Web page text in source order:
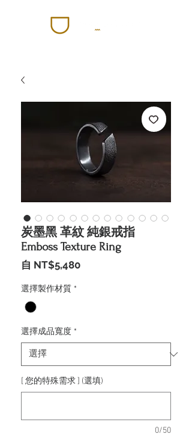
炭墨黑 革紋 純銀戒指
Emboss Texture Ring
自 NT$5,480促
選擇製作材質 *
選擇成品寬度 *
[ 您的特殊需求 ] (選填)
0/50